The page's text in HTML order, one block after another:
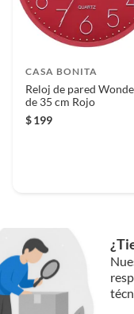
CASA BONITA
Reloj de pared
de 35 cm Rojo
$199